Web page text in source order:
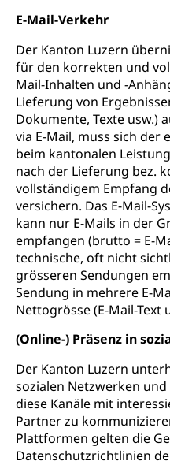
E-Mail-Verkehr
Der Kanton Luzern
für den korrekten und
Mail-Inhalten und -
Lieferung von
Dokumente, Texte usw.)
via E-Mail, muss sich
beim kantonalen
nach der Lieferung bez.
vollständigem Empfang
versichern. Das E-Mail-
kann nur E-Mails in der
empfangen (brutto = E-
technische, oft nicht
grösseren Sendungen
Sendung in mehrere E-
Nettogrösse (E-Mail-Text
(Online-) Präsenz in
Der Kanton Luzern
sozialen Netzwerken
diese Kanäle mit
Partner zu
Plattformen gelten die
Datenschutzrichtlinien